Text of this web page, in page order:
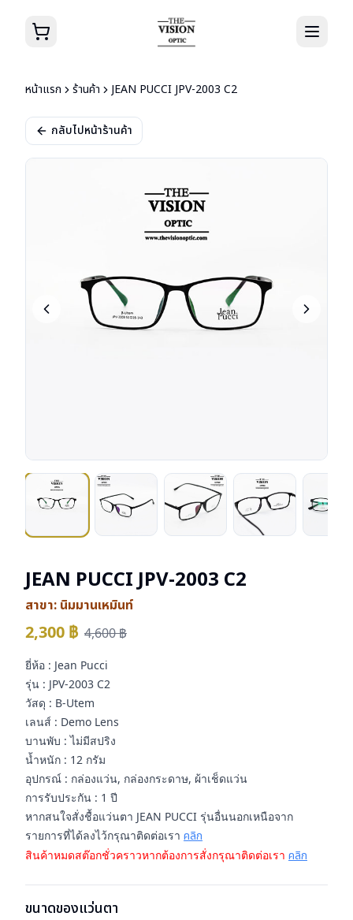
หน้าแรก ร้านค้า JEAN PUCCI JPV-2003 C2
กลับไปหน้าร้านค้า
JEAN PUCCI JPV-2003 C2
สาขา: นิมมานเหมินท์
2,300 ฿ 4,600฿
ยี่ห้อ : Jean Pucci
รุ่น : JPV-2003 C2
วัสดุ : B-Utem
เลนส์ : Demo Lens
บานพับ : ไม่มีสปริง
น้ำหนัก : 12 กรัม
อุปกรณ์ : กล่องแว่น, กล่องกระดาษ, ผ้าเช็ดแว่น
การรับประกัน : 1 ปี
หากสนใจสั่งชื้อแว่นตา JEAN PUCCI รุ่นอื่นนอกเหนือจาก
รายการที่ได้ลงไว้กรุณาติดต่อเรา คลิก
สินค้าหมดสต๊อกชั่วคราวหากต้องการสั่งกรุณาติดต่อเรา คลิก
ขนาดของแว่นตา